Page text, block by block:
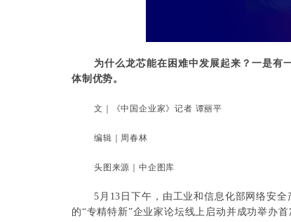
为什么龙芯能在困难中发展起来？一是有
体制优势。
文｜《中国企业家》记者 谭丽平
编辑｜周春林
头图来源｜中企图库
5月13日下午，由工业和信息化部网络安
的“专精特新”企业家论坛线上启动并成功举办首